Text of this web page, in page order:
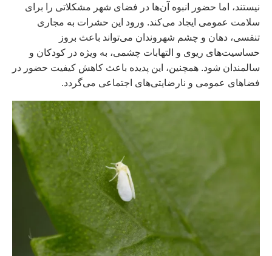
نیستند، اما حضور انبوه آن‌ها در فضای شهر مشکلاتی را برای
سلامت عمومی ایجاد می‌کند. ورود این حشرات به مجاری
تنفسی، دهان و چشم شهروندان می‌تواند باعث بروز
حساسیت‌های ریوی و التهابات چشمی، به ویژه در کودکان و
سالمندان شود. همچنین، این پدیده باعث کاهش کیفیت حضور در
فضاهای عمومی و نارضایتی‌های اجتماعی می‌گردد.